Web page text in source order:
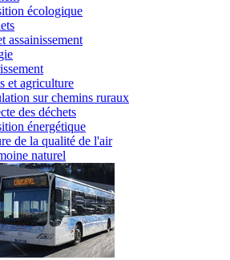
écologique
assainissement
et agriculture
sur chemins ruraux
des déchets
énergétique
de la qualité de l'air
naturel